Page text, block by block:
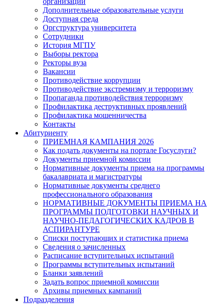
Дополнительные образовательные услуги
Доступная среда
Оргструктура университета
Сотрудники
История МГПУ
Выборы ректора
Ректоры вуза
Вакансии
Противодействие коррупции
Противодействие экстремизму и терроризму
Пропаганда противодействия терроризму
Профилактика деструктивных проявлений
Профилактика мошенничества
Контакты
Абитуриенту
ПРИЕМНАЯ КАМПАНИЯ 2026
Как подать документы на портале Госуслуги?
Документы приемной комиссии
Нормативные документы приема на программы
бакалавриата и магистратуры
Нормативные документы среднего
профессионального образования
НОРМАТИВНЫЕ ДОКУМЕНТЫ ПРИЕМА НА
ПРОГРАММЫ ПОДГОТОВКИ НАУЧНЫХ И
НАУЧНО-ПЕДАГОГИЧЕСКИХ КАДРОВ В
АСПИРАНТУРЕ
Списки поступающих и статистика приема
Сведения о зачисленных
Расписание вступительных испытаний
Программы вступительных испытаний
Бланки заявлений
Задать вопрос приемной комиссии
Архивы приемных кампаний
Подразделения